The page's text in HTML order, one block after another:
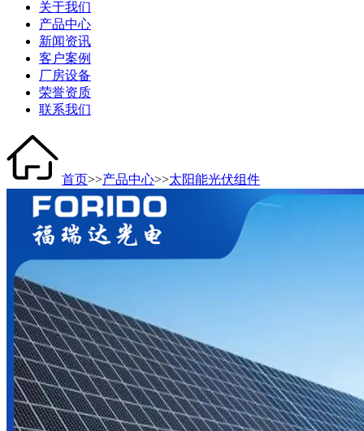
关于我们
产品中心
新闻资讯
客户案例
厂房设备
荣誉资质
联系我们
首页>>产品中心>>太阳能光伏组件